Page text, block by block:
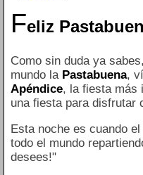
Feliz
Como sin duda ya
mundo la Pastabuena,
Apéndice, la fiesta más
una fiesta para disfrutar
Esta noche es cuando
todo el mundo
desees!"